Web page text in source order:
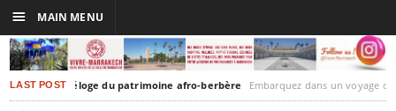
LAST POST: éloge du patrimoine afro-berbère Embarquez dans un voyage culturel dans le temps, à la
☰ MAIN MENU